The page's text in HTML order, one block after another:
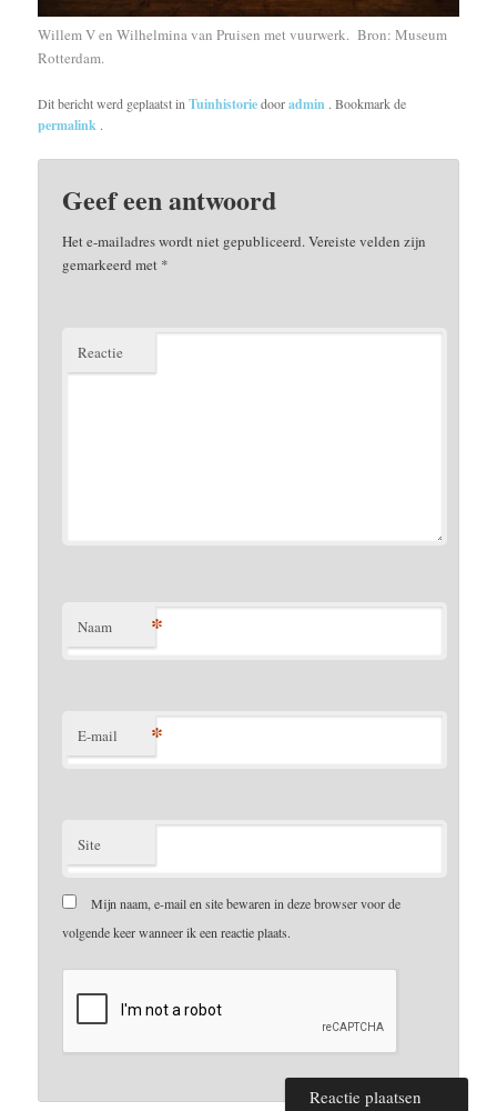
Willem V en Wilhelmina van Pruisen met vuurwerk. Bron: Museum
Rotterdam.
Dit bericht werd geplaatst inTuinhistoriedooradmin . Bookmark de
permalink .
Geef een antwoord
Het e-mailadres wordt niet gepubliceerd.Vereiste velden zijn
gemarkeerd met *
Reactie
Naam *
E-mail *
Site
Mijn naam, e-mail en site bewaren in deze browser voor de
volgende keer wanneer ik een reactie plaats.